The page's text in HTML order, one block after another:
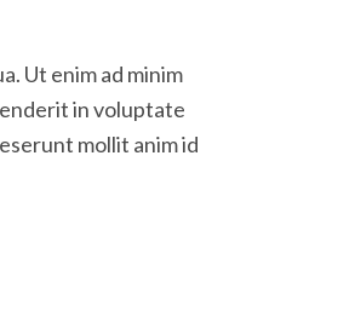
Ut enim ad minim
in voluptate
mollit anim id